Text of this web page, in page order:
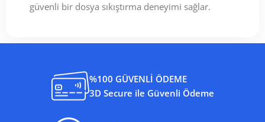
güvenli bir dosya sıkıştırma deneyimi sağlar.
%100 GÜVENLİ ÖDEME
3D Secure ile Güvenli Ödeme